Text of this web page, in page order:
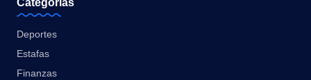
Deportes
Estafas
Finanzas